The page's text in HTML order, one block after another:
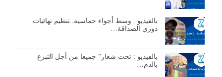
بالفيديو : وسط أجواء حماسية..تنظيم نهائيات
دوري الصداقة…
بالفيديو : تحت شعار” جميعا من أجل التبرع
بالدم…